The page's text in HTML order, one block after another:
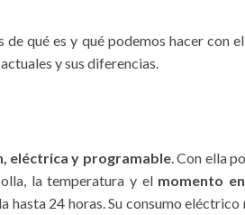
de qué es y qué podemos hacer con
y sus diferencias.
eléctrica y programable. Con ella
la temperatura y el momento
hasta 24 horas. Su consumo